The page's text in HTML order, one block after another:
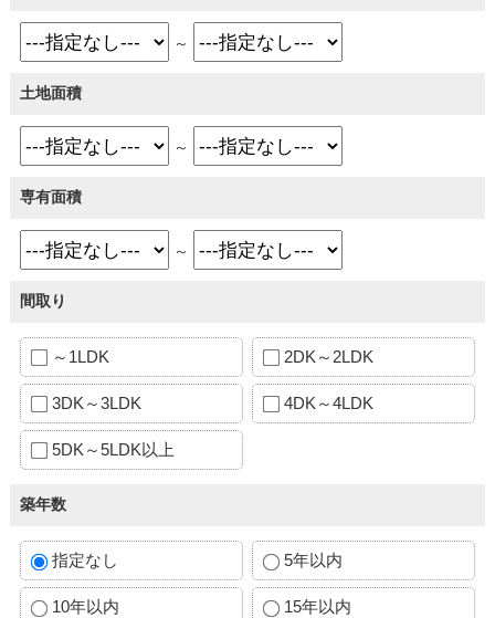
～
土地面積
～
専有面積
～
間取り
～1LDK 2DK～2LDK
3DK～3LDK 4DK～4LDK
5DK～5LDK以上
築年数
指定なし 5年以内
10年以内 15年以内